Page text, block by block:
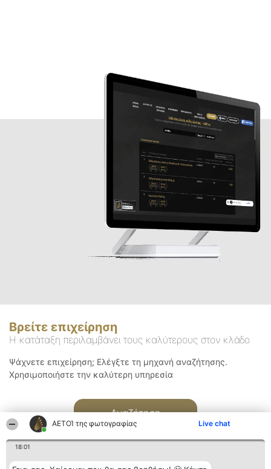
ΑΕΤΟΊ της φωτογραφίας Live chat
18:01
Βρείτε επιχείρηση
Η κατάταξη περιλαμβάνει τους καλύτερους στον κλάδο
Ψάχνετε επιχείρηση; Ελέγξτε τη μηχανή αναζήτησης.
Χρησιμοποιήστε την καλύτερη υπηρεσία
Αναζήτηση